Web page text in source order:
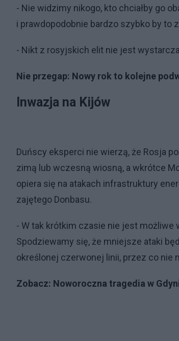
- Nie widzimy nikogo, kto chciałby go
i prawdopodobnie bardzo szybko by to
- Nikt z rosyjskich elit nie jest
Nie przegap: Nowy rok to kolejne
Inwazja na Kijów
Duńscy eksperci nie wierzą, że Rosja
zimą lub wczesną wiosną, a wkrótce
opiera się na atakach infrastruktury
zajętego Donbasu.
- W tak krótkim czasie nie jest możliwe
Spodziewamy się, że mniejsze ataki
określonej czerwonej linii, przez co nie
Zobacz: Noworoczna tragedia w